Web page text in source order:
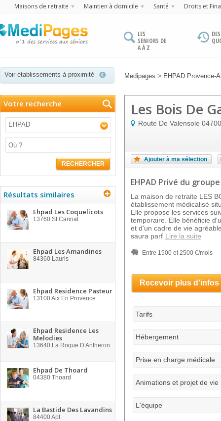
Maisons de retraite Maintien à domicile Santé Droits et
LES
SENIORS DE
A À Z
Voir établissements à proximité Medipages > EHPAD Provence-
Votre recherche
EHPAD
RECHERCHER
Résultats similaires
Ehpad Les Coquelicots
13760 St Cannat
Ehpad Les Amandines
84360 Lauris
Ehpad Residence Pasteur
13100Aix En Provence
Ehpad Residence Les
Melodies
13640 La Roque D Antheron
Ehpad De Thoard
04380 Thoard
La Bastide Des Lavandins
84400Apt
Les Bois De
Route De Valensole 04700
Ajouter à ma sélection
EHPAD Privé du groupe
La maison de retraite LES
établissement médicalisé
Elle propose les services
temporaire. Elle bénéficie
et d'un cadre de vie
saura parf Lire la suite
Entre 1500 et 2500 €/mois
Recevoir plus d'infos
Tarifs
Hébergement
Prise en charge médicale
Animations et projet de vie
L'équipe